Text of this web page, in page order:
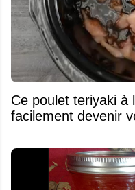
Ce poulet teriyaki à
facilement devenir